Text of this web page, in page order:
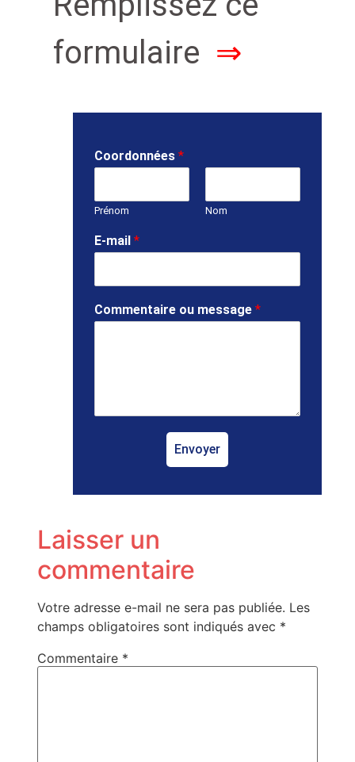
formulaire ⇒
Coordonnées *
Prénom Nom
E-mail *
Commentaire ou message *
Envoyer
Laisser un
commentaire
Votre adresse e-mail ne sera pas publiée. Les
champs obligatoires sont indiqués avec *
Commentaire *